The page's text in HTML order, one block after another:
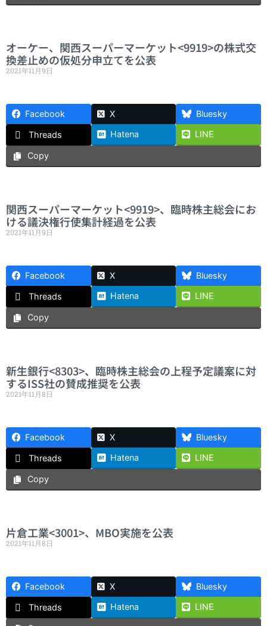
オーケー、関西スーパーマーケット<9919>の株式交
換差止めの仮処分申立てを公表
2021年11月9日
Facebook X Bluesky
Threads Hatena LINE
Copy
関西スーパーマーケット<9919>、臨時株主総会にお
ける議決権行使集計経過を公表
2021年11月9日
Facebook X Bluesky
Threads Hatena LINE
Copy
新生銀行<8303>、臨時株主総会の上程予定議案に対
するISS社の賛成推奨を公表
2021年11月8日
Facebook X Bluesky
Threads Hatena LINE
Copy
片倉工業<3001>、MBO実施を公表
2021年11月8日
Facebook X Bluesky
Threads Hatena LINE